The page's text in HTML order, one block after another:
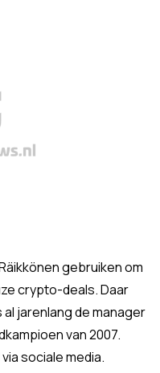
gebruiken om
crypto-deals. Daar
al jarenlang de manager
van 2007.
sociale media.